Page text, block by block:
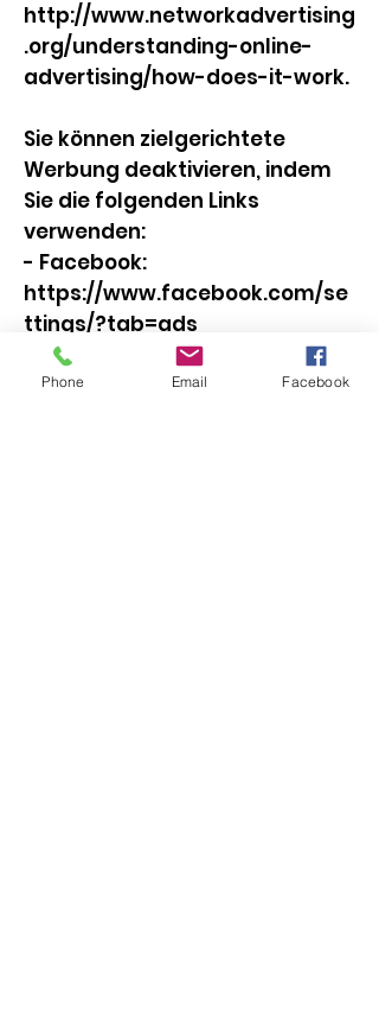
http://www.networkadvertising
.org/understanding-online-
advertising/how-does-it-work.
Sie können zielgerichtete
Werbung deaktivieren, indem
Sie die folgenden Links
verwenden:
- Facebook:
https://www.facebook.com/se
ttings/?tab=ads
- Google:
https://www.google.com/setti
Phone Email Facebook